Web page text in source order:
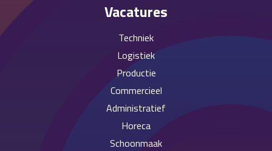
Vacatures
Techniek
Logistiek
Productie
Commercieel
Administratief
Horeca
Schoonmaak